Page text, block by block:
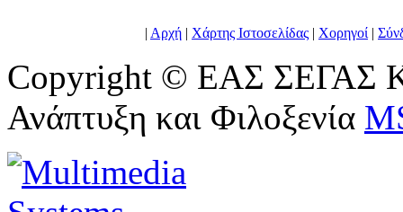
| Αρχή | Χάρτης Ιστοσελίδας | Χορηγοί |
Copyright © ΕΑΣ ΣΕΓΑΣ
Ανάπτυξη και Φιλοξενία